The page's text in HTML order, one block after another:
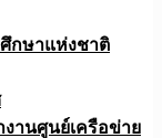
กษาแห่งชาติ
านศูนย์เครือข่าย